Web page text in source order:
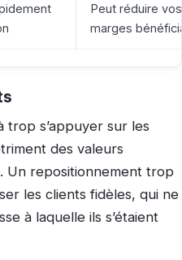
Peut réduire vos
marges
trop s’appuyer sur les
des valeurs
Un repositionnement trop
les clients fidèles, qui ne
à laquelle ils s’étaient